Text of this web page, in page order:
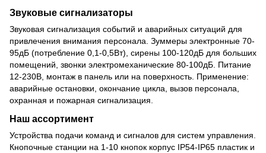
Звуковые сигнализаторы
Звуковая сигнализация событий и аварийных ситуаций для
привлечения внимания персонала. Зуммеры электронные 70-
95дБ (потребление 0,1-0,5Вт), сирены 100-120дБ для больших
помещений, звонки электромеханические 80-100дБ. Питание
12-230В, монтаж в панель или на поверхность. Применение:
аварийные остановки, окончание цикла, вызов персонала,
охранная и пожарная сигнализация.
Наш ассортимент
Устройства подачи команд и сигналов для систем управления.
Кнопочные станции на 1-10 кнопок корпус IP54-IP65 пластик и